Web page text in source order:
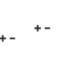
Navigationsmenü